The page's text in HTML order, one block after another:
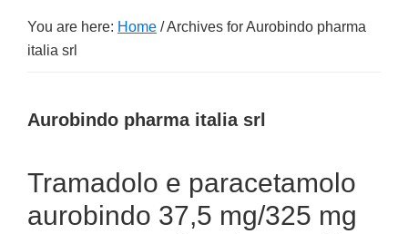
sul
mondo
online
You are here: Home /Archives for Aurobindo pharma
italia srl
Aurobindo pharma italia srl
Tramadolo e paracetamolo
aurobindo 37,5 mg/325 mg